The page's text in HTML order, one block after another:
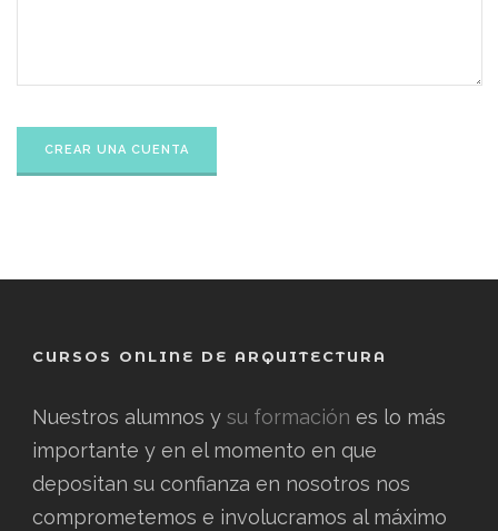
CURSOS ONLINE DE ARQUITECTURA
Nuestros alumnos y su formación es lo más
importante y en el momento en que
depositan su confianza en nosotros nos
comprometemos e involucramos al máximo